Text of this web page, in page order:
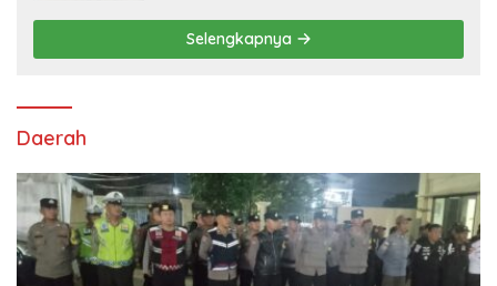
Selengkapnya
Daerah